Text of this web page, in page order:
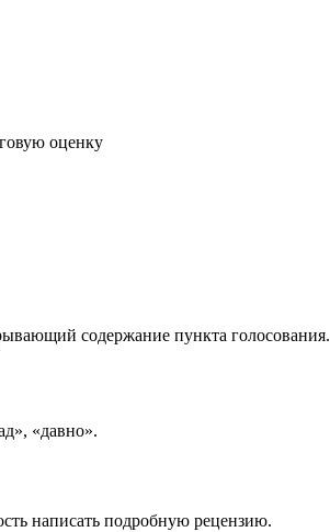
оценку
содержание пункта голосования.
«давно».
написать подробную рецензию.